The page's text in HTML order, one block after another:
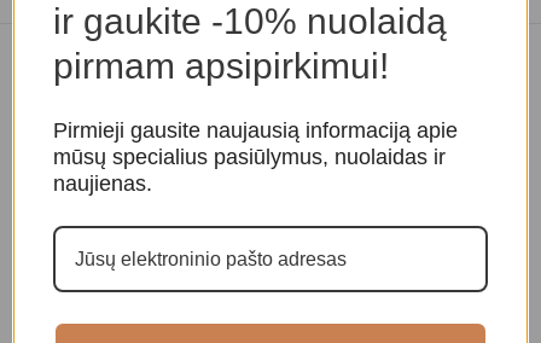
Panašios prekės
ir gaukite -10% nuolaidą
pirmam apsipirkimui!
Pirmieji gausite naujausią informaciją apie
mūsų specialius pasiūlymus, nuolaidas ir
naujienas.